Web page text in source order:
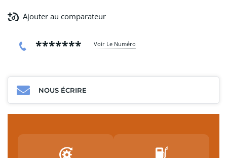
Ajouter au comparateur
******* Voir Le Numéro
NOUS ÉCRIRE